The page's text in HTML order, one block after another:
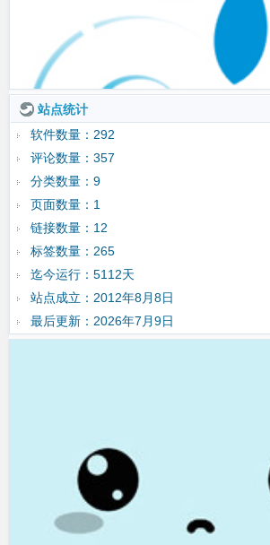
站点统计
软件数量：292
评论数量：357
分类数量：9
页面数量：1
链接数量：12
标签数量：265
迄今运行：5112天
站点成立：2012年8月8日
最后更新：2026年7月9日